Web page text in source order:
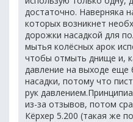
достаточно. Наверняка
которых возникнет
дорожки насадкой для
мытья колёсных арок
чтобы отмыть днище и,
давление на выходе
насадки, потому что
рук
из-за отзывов, потом
Кёрхер 5.200 (такая же